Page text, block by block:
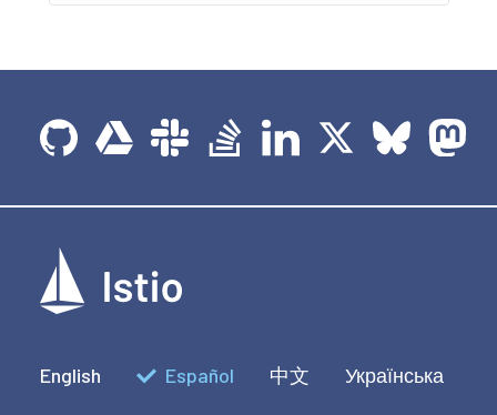
English Español 中文 Українська